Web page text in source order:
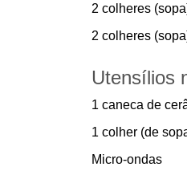
2 colheres
2 colheres
Utensílios
1 caneca de
1 colher (de
Micro-ondas